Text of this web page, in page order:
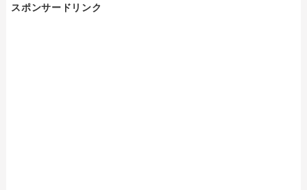
スポンサードリンク